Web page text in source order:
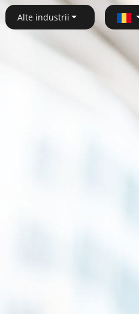
Alte industrii